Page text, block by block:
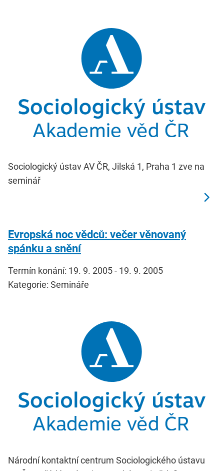
Sociologický ústav AV ČR, Jilská 1, Praha 1 zve na
seminář
Evropská noc vědců: večer věnovaný
spánku a snění
Termín konání: 19. 9. 2005 - 19. 9. 2005
Kategorie: Semináře
Národní kontaktní centrum Sociologického ústavu